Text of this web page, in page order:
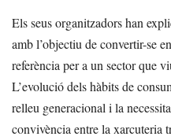
Els seus organitzadors han
amb l’objectiu de convertir-se
referència per a un sector que
L’evolució dels hàbits de
relleu generacional i la
convivència entre la xarcuteria